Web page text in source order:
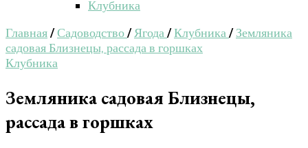
Клубника
Главная/Садоводство/Ягода/Клубника/ Земляника
садовая Близнецы, рассада в горшках
Клубника
Земляника садовая Близнецы,
рассада в горшках